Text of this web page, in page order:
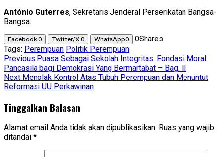
António Guterres, Sekretaris Jenderal Perserikatan Bangsa-
Bangsa.
Facebook 0 Twitter/X 0 WhatsApp0 0Shares
Tags: Perempuan Politik Perempuan
Post
navigation
Previous Puasa Sebagai Sekolah Integritas: Fondasi Moral
Pancasila bagi Demokrasi Yang Bermartabat – Bag. II
Next Menolak Kontrol Atas Tubuh Perempuan dan Menuntut
Reformasi UU Perkawinan
Tinggalkan Balasan
Alamat email Anda tidak akan dipublikasikan. Ruas yang wajib
ditandai *